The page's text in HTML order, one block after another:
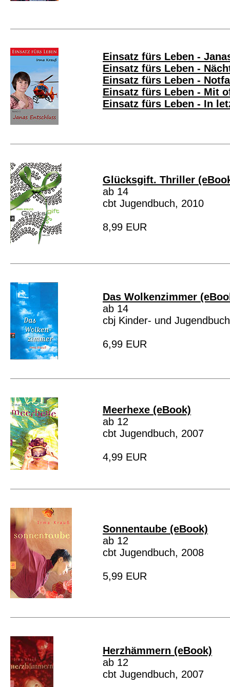
Einsatz fürs Leben -
Einsatz fürs Leben -
Einsatz fürs Leben -
Einsatz fürs Leben - Mit
Einsatz fürs Leben - In
Glücksgift. Thriller
ab 14
cbt Jugendbuch, 2010
8,99 EUR
Das Wolkenzimmer
ab 14
cbj Kinder- und
6,99 EUR
Meerhexe (eBook)
ab 12
cbt Jugendbuch, 2007
4,99 EUR
Sonnentaube (eBook)
ab 12
cbt Jugendbuch, 2008
5,99 EUR
Herzhämmern (eBook)
ab 12
cbt Jugendbuch, 2007